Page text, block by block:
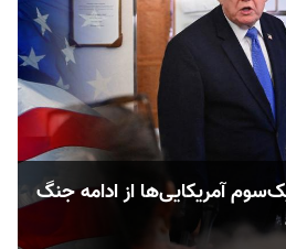
آمریکایی‌ها از ادامه جنگ